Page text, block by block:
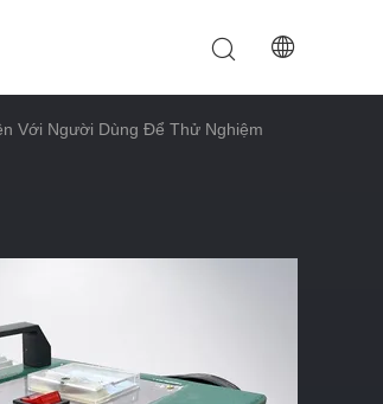
Với Người Dùng Để Thử Nghiệm